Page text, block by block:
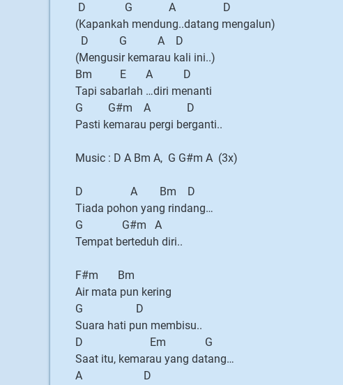
D G A D
(Kapankah mendung..datang mengalun)
D G A D
(Mengusir kemarau kali ini..)
Bm E A D
Tapi sabarlah …diri menanti
G G#m A D
Pasti kemarau pergi berganti..
Music : D A Bm A, G G#m A (3x)
D A Bm D
Tiada pohon yang rindang…
G G#m A
Tempat berteduh diri..
F#m Bm
Air mata pun kering
G D
Suara hati pun membisu..
D Em G
Saat itu, kemarau yang datang…
A D